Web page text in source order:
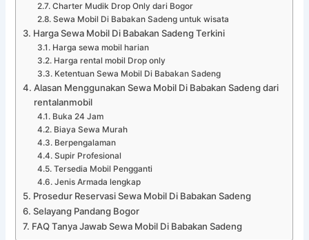
Charter Mudik Drop Only dari Bogor
Sewa Mobil Di Babakan Sadeng untuk wisata
Harga Sewa Mobil Di Babakan Sadeng Terkini
Harga sewa mobil harian
Harga rental mobil Drop only
Ketentuan Sewa Mobil Di Babakan Sadeng
Alasan Menggunakan Sewa Mobil Di Babakan Sadeng dari
rentalanmobil
Buka 24 Jam
Biaya Sewa Murah
Berpengalaman
Supir Profesional
Tersedia Mobil Pengganti
Jenis Armada lengkap
Prosedur Reservasi Sewa Mobil Di Babakan Sadeng
Selayang Pandang Bogor
FAQ Tanya Jawab Sewa Mobil Di Babakan Sadeng